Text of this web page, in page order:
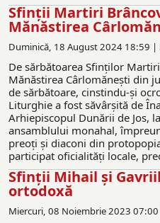
Sfinţii Martiri
Mănăstirea
Duminică, 18 August 2024 18:59 |
De sărbătoarea Sfinţilor
Mănăstirea Cârlomăneşti din
de sărbătoare, cinstindu-şi
Liturghie a fost săvârşită de
Arhiepiscopul Dunării de Jos,
ansamblului monahal,
preoţi şi diaconi din
participat oficialităţi locale,
Sfinții Mihail și
ortodoxă
Miercuri, 08 Noiembrie 2023